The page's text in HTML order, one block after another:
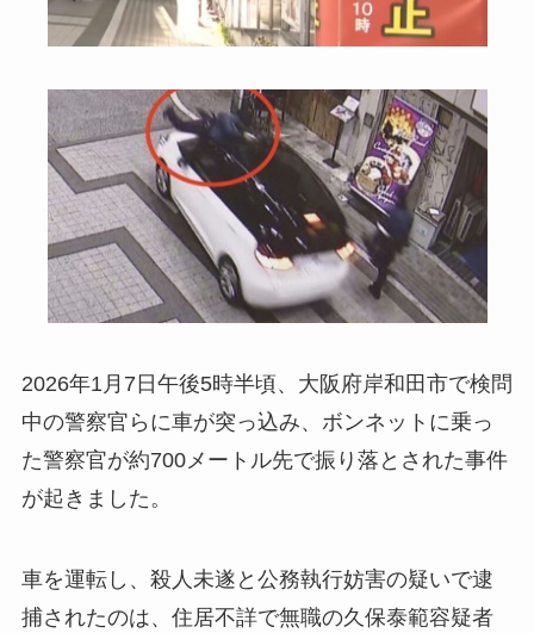
2026年1月7日午後5時半頃、大阪府岸和田市で検問
中の警察官らに車が突っ込み、ボンネットに乗っ
た警察官が約700メートル先で振り落とされた事件
が起きました。
車を運転し、殺人未遂と公務執行妨害の疑いで逮
捕されたのは、住居不詳で無職の久保泰範容疑者